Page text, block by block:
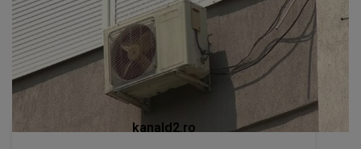
kanald2.ro